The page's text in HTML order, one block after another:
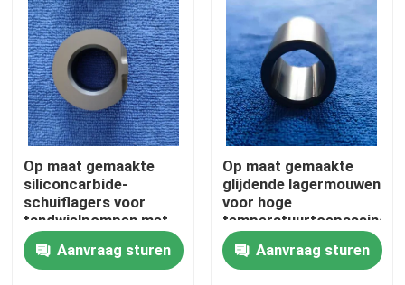
Huis
Producten
Op maat gemaakte
siliconcarbide-
schuiflagers voor
tandwielpompen met
maximale temperatuur
van 1650 °C en
corrosiebestendigheid
Aanvraag sturen
Op maat gemaakte
glijdende lagermouwen
voor hoge
temperatuurtoepassingen
Aanvraag sturen